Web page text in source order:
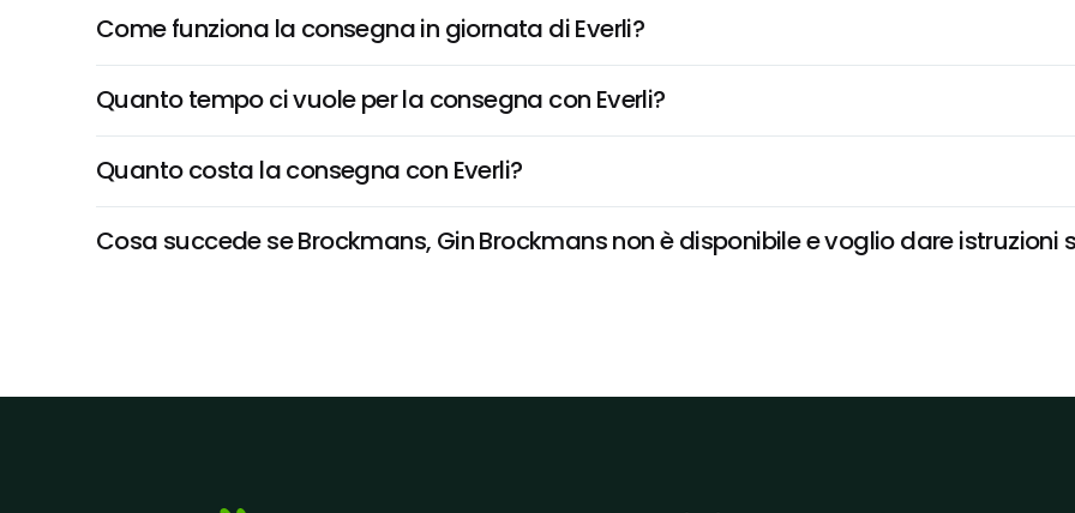
Come funziona la consegna in giornata di Everli?
Quanto tempo ci vuole per la consegna con Everli?
Quanto costa la consegna con Everli?
Cosa succede se Brockmans, Gin Brockmans non è disponibile e voglio dare istruzioni